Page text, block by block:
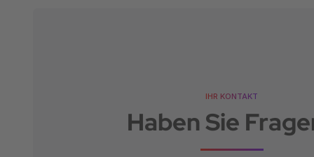
IHR KONTAKT
Haben Sie